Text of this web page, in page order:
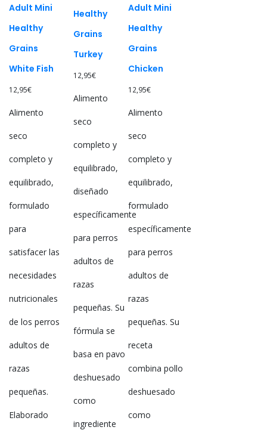
la
página
producto
Adult Mini
Healthy
Grains
White Fish
12,95€
Alimento
seco
completo y
equilibrado,
formulado
para
satisfacer las
necesidades
nutricionales
de los perros
adultos de
razas
pequeñas.
Elaborado
página
producto
Healthy
Grains
Turkey
12,95€
Alimento
seco
completo y
equilibrado,
diseñado
específicamente
para perros
adultos de
razas
pequeñas. Su
fórmula se
basa en pavo
deshuesado
como
ingrediente
la
página
producto
Adult Mini
Healthy
Grains
Chicken
12,95€
Alimento
seco
completo y
equilibrado,
formulado
específicamente
para perros
adultos de
razas
pequeñas. Su
receta
combina pollo
deshuesado
como